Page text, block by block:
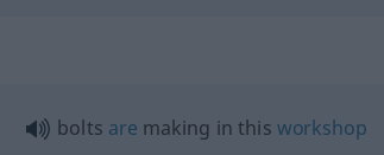
bolts are making in this workshop